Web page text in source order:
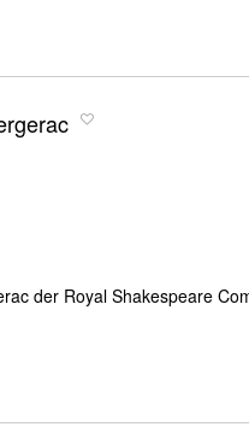
der Royal Shakespeare